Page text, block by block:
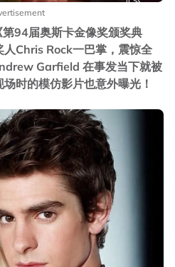
94届奥斯卡金像奖颁奖典
Chris Rock一巴掌，震惊全
Garfield 在事发当下就被
时的模仿影片也意外曝光！